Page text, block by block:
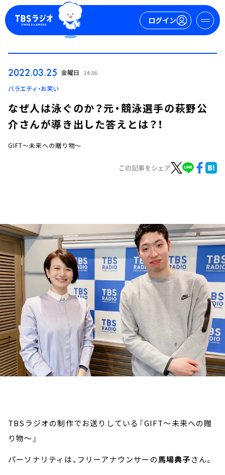
ログイン
ログイン
お知らせ
イベント・グッズ
YouTube
会社情報
2022.03.25 金曜日 14:36
バラエティ・お笑い
なぜ人は泳ぐのか？元・競泳選手の萩野公
介さんが導き出した答えとは？！
GIFT～未来への贈り物～
この記事をシェア
TBSラジオの制作でお送りしている『GIFT～未来への贈
り物～』
パーソナリティは、フリーアナウンサーの馬場典子さん。